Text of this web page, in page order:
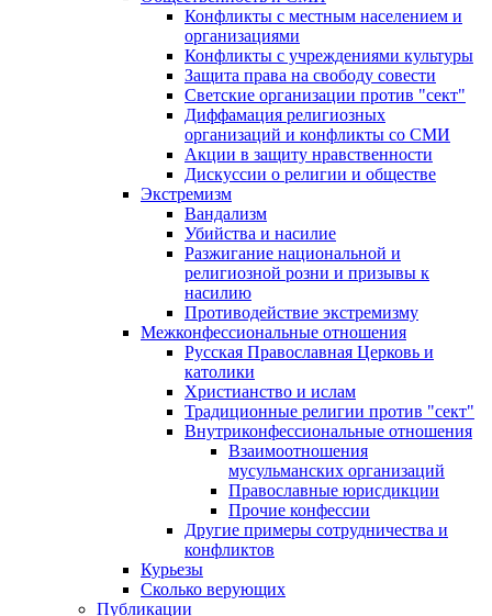
Конфликты с местным населением и
организациями
Конфликты с учреждениями культуры
Защита права на свободу совести
Светские организации против "сект"
Диффамация религиозных
организаций и конфликты со СМИ
Акции в защиту нравственности
Дискуссии о религии и обществе
Экстремизм
Вандализм
Убийства и насилие
Разжигание национальной и
религиозной розни и призывы к
насилию
Противодействие экстремизму
Межконфессиональные отношения
Русская Православная Церковь и
католики
Христианство и ислам
Традиционные религии против "сект"
Внутриконфессиональные отношения
Взаимоотношения
мусульманских организаций
Православные юрисдикции
Прочие конфессии
Другие примеры сотрудничества и
конфликтов
Курьезы
Сколько верующих
Публикации